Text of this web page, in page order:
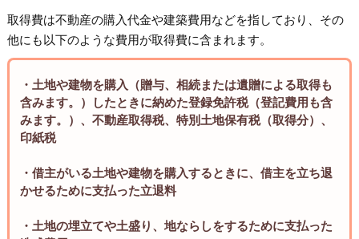
取得費は不動産の購入代金や建築費用などを指しており、その
他にも以下のような費用が取得費に含まれます。
・土地や建物を購入（贈与、相続または遺贈による取得も
含みます。）したときに納めた登録免許税（登記費用も含
みます。）、不動産取得税、特別土地保有税（取得分）、
印紙税
・借主がいる土地や建物を購入するときに、借主を立ち退
かせるために支払った立退料
・土地の埋立てや土盛り、地ならしをするために支払った